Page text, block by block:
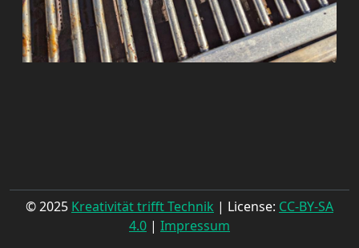
© 2025 Kreativität trifft Technik | License: CC-BY-SA
4.0 | Impressum